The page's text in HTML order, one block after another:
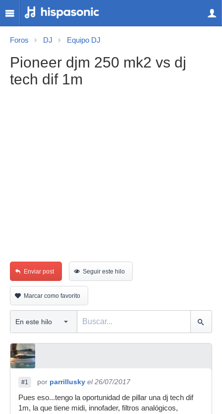
Foros DJ Equipo DJ
Pioneer djm 250 mk2 vs dj
tech dif 1m
Enviar post Seguir este hilo
Marcar como favorito
#1 por parrillusky el 26/07/2017
Pues eso...tengo la oportunidad de pillar una dj tech dif
1m, la que tiene midi, innofader, filtros analógicos,